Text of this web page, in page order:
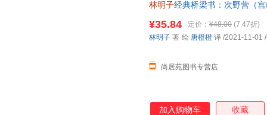
林明子经典桥梁书：次野营（
¥35.84 定价： ¥48.00 (7.47折)
尚居苑图书专营店
林明子 著·绘 唐橙橙 译 /2021-11-01 /
加入购物车 收藏